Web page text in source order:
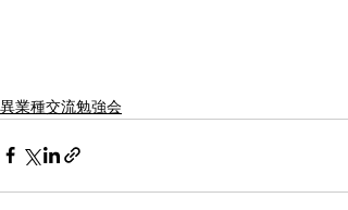
異業種交流勉強会